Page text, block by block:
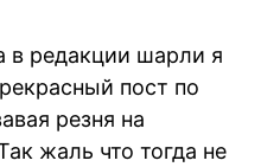
в редакции шарли я
пост по
резня на
жаль что тогда не